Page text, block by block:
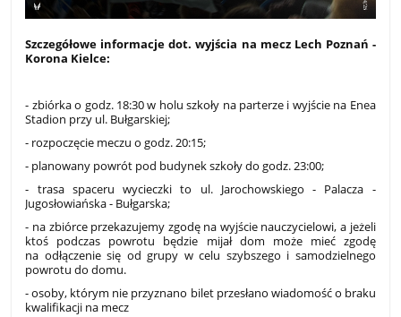
Szczegółowe informacje dot. wyjścia na mecz Lech Poznań -
Korona Kielce:
- zbiórka o godz. 18:30 w holu szkoły na parterze i wyjście na Enea
Stadion przy ul. Bułgarskiej;
- rozpoczęcie meczu o godz. 20:15;
- planowany powrót pod budynek szkoły do godz. 23:00;
- trasa spaceru wycieczki to ul. Jarochowskiego - Palacza -
Jugosłowiańska - Bułgarska;
- na zbiórce przekazujemy zgodę na wyjście nauczycielowi, a jeżeli
ktoś podczas powrotu będzie mijał dom może mieć zgodę
na odłączenie się od grupy w celu szybszego i samodzielnego
powrotu do domu.
- osoby, którym nie przyznano bilet przesłano wiadomość o braku
kwalifikacji na mecz